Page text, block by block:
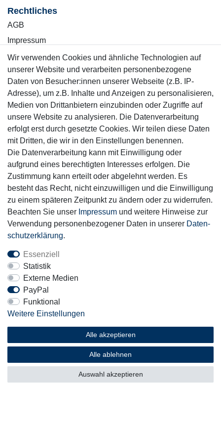
Rechtliches
AGB
Impressum
Wiederrufsrecht
Datenschutzerklärung
Vertrag widerrufen Kontakt
Informationen
Service
Blog
Zahlung & Versand
Sicher einkaufen
Mitglied
© Copyright 2026 | Alle Rechte vorbehalten.
Wir verwenden Cookies und ähnliche Technologien auf
unserer Website und verarbeiten personenbezogene
Daten von Besucher:innen unserer Webseite (z.B. IP-
Adresse), um z.B. Inhalte und Anzeigen zu personalisieren,
Medien von Drittanbietern einzubinden oder Zugriffe auf
unsere Website zu analysieren. Die Datenverarbeitung
erfolgt erst durch gesetzte Cookies. Wir teilen diese Daten
mit Dritten, die wir in den Einstellungen benennen.
Die Datenverarbeitung kann mit Einwilligung oder
aufgrund eines berechtigten Interesses erfolgen. Die
Zustimmung kann erteilt oder abgelehnt werden. Es
besteht das Recht, nicht einzuwilligen und die Einwilligung
zu einem späteren Zeitpunkt zu ändern oder zu widerrufen.
Beachten Sie unser Impressum und weitere Hinweise zur
Verwendung personenbezogener Daten in unserer Daten­
schutz­erklärung.
Essenziell
Statistik
Externe Medien
PayPal
Funktional
Weitere Einstellungen
Alle akzeptieren
Alle ablehnen
Auswahl akzeptieren